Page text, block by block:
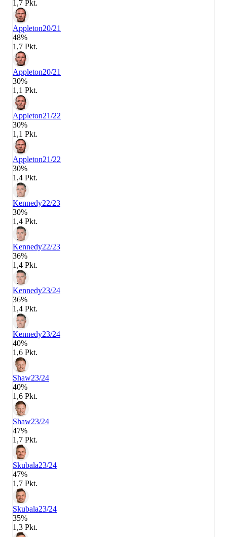
1,7 Pkt.
Appleton20/21
48%
1,7 Pkt.
Appleton20/21
30%
1,1 Pkt.
Appleton21/22
30%
1,1 Pkt.
Appleton21/22
30%
1,4 Pkt.
Kennedy22/23
30%
1,4 Pkt.
Kennedy22/23
36%
1,4 Pkt.
Kennedy23/24
36%
1,4 Pkt.
Kennedy23/24
40%
1,6 Pkt.
Shaw23/24
40%
1,6 Pkt.
Shaw23/24
47%
1,7 Pkt.
Skubala23/24
47%
1,7 Pkt.
Skubala23/24
35%
1,3 Pkt.